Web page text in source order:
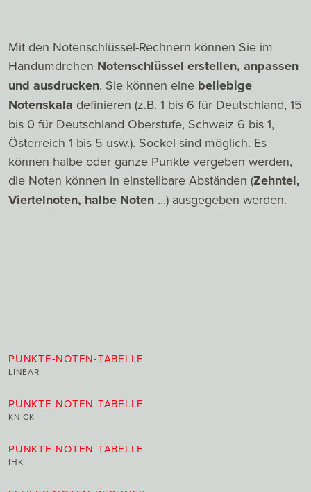
Mit den Notenschlüssel-Rechnern können Sie im
Handumdrehen Notenschlüssel erstellen, anpassen
und ausdrucken. Sie können eine beliebige
Notenskala definieren (z.B. 1 bis 6 für Deutschland, 15
bis 0 für Deutschland Oberstufe, Schweiz 6 bis 1,
Österreich 1 bis 5 usw.). Sockel sind möglich. Es
können halbe oder ganze Punkte vergeben werden,
die Noten können in einstellbare Abständen (Zehntel,
Viertelnoten, halbe Noten ...) ausgegeben werden.
PUNKTE-NOTEN-TABELLE
LINEAR
PUNKTE-NOTEN-TABELLE
KNICK
PUNKTE-NOTEN-TABELLE
IHK